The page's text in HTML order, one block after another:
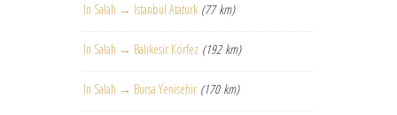
In Salah → Istanbul Ataturk (77 km)
In Salah → Balıkesir Körfez (192 km)
In Salah → Bursa Yenisehir (170 km)